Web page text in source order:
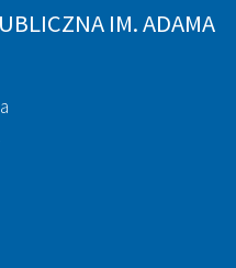
IM. ADAMA